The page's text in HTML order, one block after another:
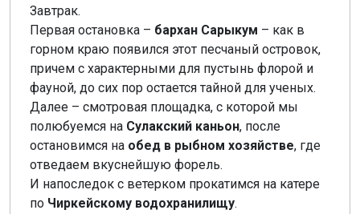
Завтрак.
Первая остановка – бархан Сарыкум – как в
горном краю появился этот песчаный островок,
причем с характерными для пустынь флорой и
фауной, до сих пор остается тайной для ученых.
Далее – смотровая площадка, с которой мы
полюбуемся на Сулакский каньон, после
остановимся на обед в рыбном хозяйстве, где
отведаем вкуснейшую форель.
И напоследок с ветерком прокатимся на катере
по Чиркейскому водохранилищу.